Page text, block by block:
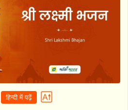
हिन्दी में पढ़ें